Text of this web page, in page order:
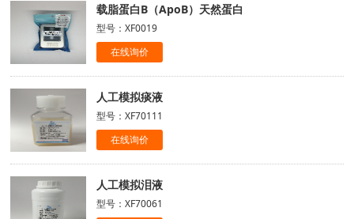
载脂蛋白B（ApoB）天然蛋白
型号：XF0019
在线询价
人工模拟痰液
型号：XF70111
在线询价
人工模拟泪液
型号：XF70061